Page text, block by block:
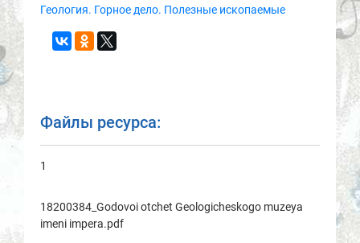
Геология. Горное дело. Полезные ископаемые
Файлы ресурса:
1
18200384_Godovoi otchet Geologicheskogo muzeya
imeni impera.pdf